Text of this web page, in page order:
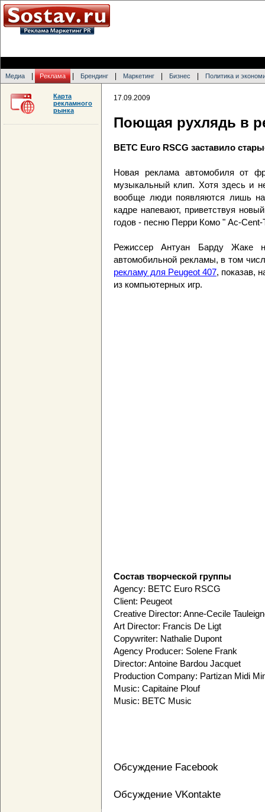
Медиа Реклама Брендинг Маркетинг Бизнес Политика и
17.09.2009
Поющая рухлядь в
BETC Euro RSCG заставило
Новая реклама автомобиля от
музыкальный клип. Хотя здесь и
вообще люди появляются лишь
кадре напевают, приветствуя
годов - песню Перри Комо " Ac-Cent-
Режиссер Антуан Барду Жаке
автомобильной рекламы, в том
рекламу для Peugeot 407, показав,
из компьютерных игр.
Состав творческой группы
Agency: BETC Euro RSCG
Client: Peugeot
Creative Director: Anne-Cecile
Art Director: Francis De Ligt
Copywriter: Nathalie Dupont
Agency Producer: Solene Frank
Director: Antoine Bardou Jacquet
Production Company: Partizan Midi
Music: Capitaine Plouf
Music: BETC Music
Обсуждение Facebook
Обсуждение VKontakte
Карта
рекламного
рынка